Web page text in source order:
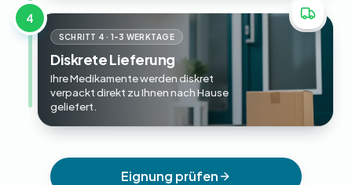
4
SCHRITT 4 · 1-3 WERKTAGE
Diskrete Lieferung
Ihre Medikamente werden diskret
verpackt direkt zu Ihnen nach Hause
geliefert.
Eignung prüfen